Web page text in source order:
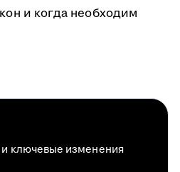
и когда необходим
ключевые изменения